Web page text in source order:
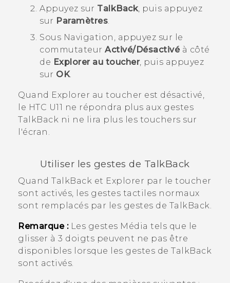
Appuyez sur TalkBack, puis appuyez
sur Paramètres.
Sous Navigation , appuyez sur le
commutateur Activé/Désactivéà côté
de Explorer au toucher, puis appuyez
sur OK.
Quand Explorer au toucher est désactivé,
le HTC U11 ne répondra plus aux gestes
TalkBack ni ne lira plus les touchers sur
l'écran.
Utiliser les gestes de TalkBack
Quand TalkBack et Explorer par le toucher
sont activés, les gestes tactiles normaux
sont remplacés par les gestes de TalkBack
Remarque :Les gestes Média tels que le
glisser à 3 doigts peuvent ne pas être
disponibles lorsque les gestes de TalkBack
sont activés.